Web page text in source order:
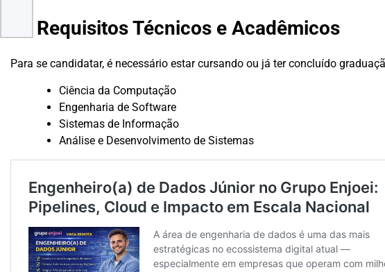
Requisitos Técnicos e Acadêmicos
Para se candidatar, é necessário estar cursando ou já ter concluído
Ciência da Computação
Engenharia de Software
Sistemas de Informação
Análise e Desenvolvimento de Sistemas